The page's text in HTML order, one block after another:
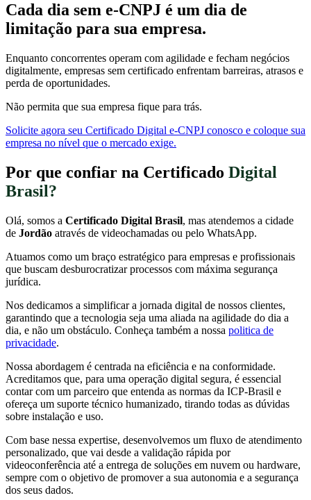
Cada dia sem e-CNPJ é um dia de
limitação para sua empresa.
Enquanto concorrentes operam com agilidade e fecham negócios
digitalmente, empresas sem certificado enfrentam barreiras, atrasos e
perda de oportunidades.
Não permita que sua empresa fique para trás.
Solicite agora seu Certificado Digital e-CNPJ conosco e coloque sua
empresa no nível que o mercado exige.
Por que confiar na Certificado Digital
Brasil?
Olá, somos a Certificado Digital Brasil, mas atendemos a cidade
de Jordão através de videochamadas ou pelo WhatsApp.
Atuamos como um braço estratégico para empresas e profissionais
que buscam desburocratizar processos com máxima segurança
jurídica.
Nos dedicamos a simplificar a jornada digital de nossos clientes,
garantindo que a tecnologia seja uma aliada na agilidade do dia a
dia, e não um obstáculo. Conheça também a nossa politica de
privacidade.
Nossa abordagem é centrada na eficiência e na conformidade.
Acreditamos que, para uma operação digital segura, é essencial
contar com um parceiro que entenda as normas da ICP-Brasil e
ofereça um suporte técnico humanizado, tirando todas as dúvidas
sobre instalação e uso.
Com base nessa expertise, desenvolvemos um fluxo de atendimento
personalizado, que vai desde a validação rápida por
videoconferência até a entrega de soluções em nuvem ou hardware,
sempre com o objetivo de promover a sua autonomia e a segurança
dos seus dados.